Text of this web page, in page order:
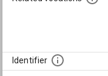
Identifier